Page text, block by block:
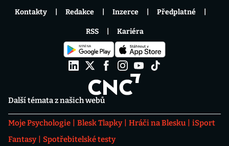
Další témata z našich webů
Moje Psychologie Blesk Tlapky Hráči na Blesku
iSport
Fantasy
Spotřebitelské testy
Kontakty Redakce Inzerce Předplatné
RSS Kariéra